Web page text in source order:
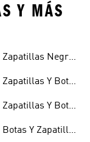
Y MÁS
Zapatillas Negras
Zapatillas Y Botas
Zapatillas Y Botas
Botas Y Zapatillas